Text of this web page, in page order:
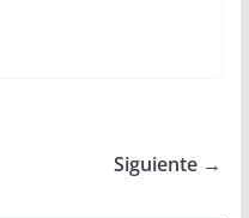
Siguiente →